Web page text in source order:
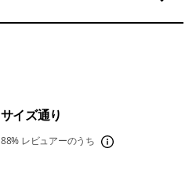
サイズ通り
88% レビュアーのうち